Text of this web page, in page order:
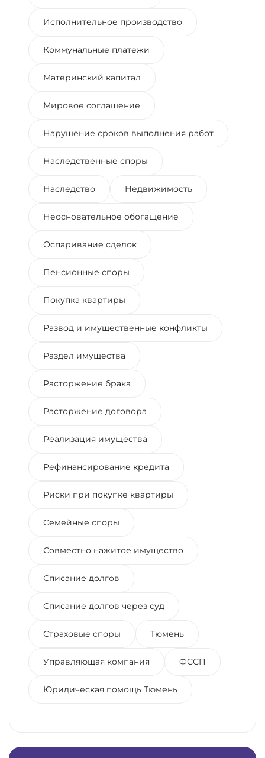
Исполнительное производство
Коммунальные платежи
Материнский капитал
Мировое соглашение
Нарушение сроков выполнения работ
Наследственные споры
Наследство Недвижимость
Неосновательное обогащение
Оспаривание сделок
Пенсионные споры
Покупка квартиры
Развод и имущественные конфликты
Раздел имущества
Расторжение брака
Расторжение договора
Реализация имущества
Рефинансирование кредита
Риски при покупке квартиры
Семейные споры
Совместно нажитое имущество
Списание долгов
Списание долгов через суд
Страховые споры Тюмень
Управляющая компания ФССП
Юридическая помощь Тюмень